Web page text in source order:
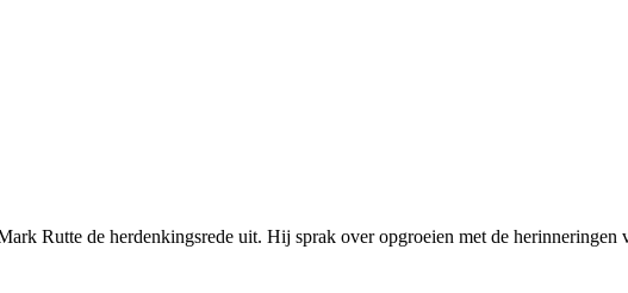
Rutte de herdenkingsrede uit. Hij sprak over opgroeien met de herinneringen